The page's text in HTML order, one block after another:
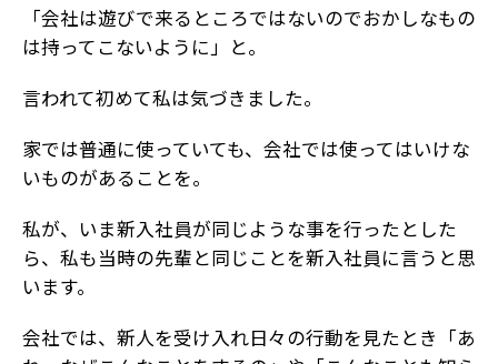
「会社は遊びで来るところではないのでおかしなもの
は持ってこないように」と。
言われて初めて私は気づきました。
家では普通に使っていても、会社では使ってはいけな
いものがあることを。
私が、いま新入社員が同じような事を行ったとした
ら、私も当時の先輩と同じことを新入社員に言うと思
います。
会社では、新人を受け入れ日々の行動を見たとき「あ